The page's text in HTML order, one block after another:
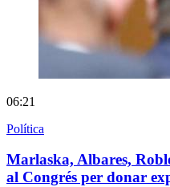
06:21
Política
Marlaska, Albares,
al Congrés per donar